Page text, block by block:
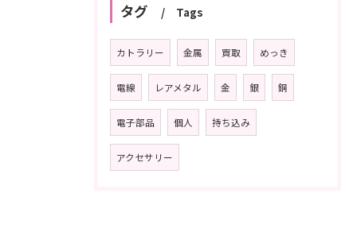
タグ Tags
カトラリー 金属 買取 めっき
電線 レアメタル 金 銀 銅
電子部品 個人 持ち込み
アクセサリー